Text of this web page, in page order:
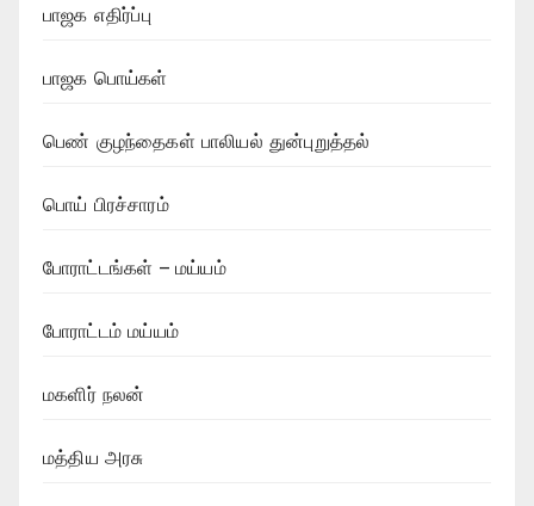
பாஜக எதிர்ப்பு
பாஜக பொய்கள்
பெண் குழந்தைகள் பாலியல் துன்புறுத்தல்
பொய் பிரச்சாரம்
போராட்டங்கள் – மய்யம்
போராட்டம் மய்யம்
மகளிர் நலன்
மத்திய அரசு